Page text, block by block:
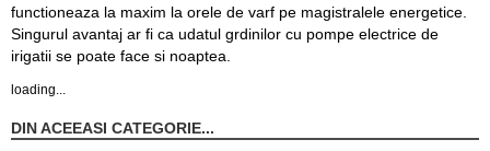
functioneaza la maxim la orele de varf pe magistralele energetice.
Singurul avantaj ar fi ca udatul grdinilor cu pompe electrice de
irigatii se poate face si noaptea.
loading...
DIN ACEEASI CATEGORIE...